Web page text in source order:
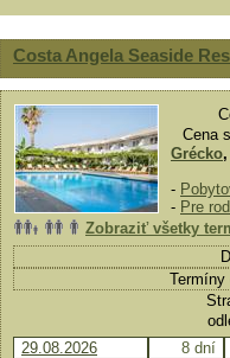
Costa Angela Seaside
Cena
Grécko,
-
- Pre
Zobraziť všetky
Termíny
29.08.2026
8 dní